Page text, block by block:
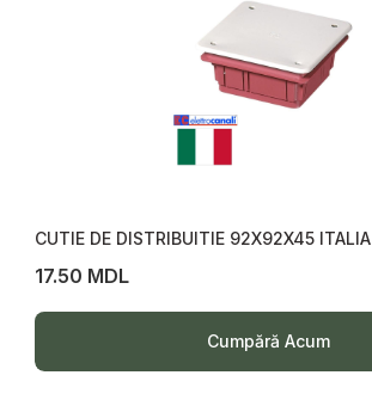
CUTIE DE DISTRIBUITIE 92X92X45 ITALIA
17.50 MDL
Cumpără Acum